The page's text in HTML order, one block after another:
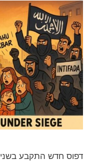
דפוס חדש התקבע